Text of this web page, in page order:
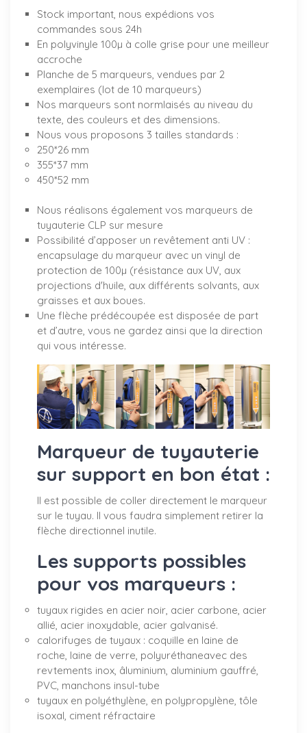
Stock important, nous expédions vos
commandes sous 24h
En polyvinyle 100µ à colle grise pour une meilleur
accroche
Planche de 5 marqueurs, vendues par 2
exemplaires (lot de 10 marqueurs)
Nos marqueurs sont normlaisés au niveau du
texte, des couleurs et des dimensions.
Nous vous proposons 3 tailles standards :
250*26 mm
355*37 mm
450*52 mm
Nous réalisons également vos marqueurs de
tuyauterie CLP sur mesure
Possibilité d’apposer un revêtement anti UV :
encapsulage du marqueur avec un vinyl de
protection de 100µ (résistance aux UV, aux
projections d'huile, aux différents solvants, aux
graisses et aux boues.
Une flèche prédécoupée est disposée de part
et d’autre, vous ne gardez ainsi que la direction
qui vous intéresse.
Marqueur de tuyauterie
sur support en bon état :
Il est possible de coller directement le marqueur
sur le tuyau. Il vous faudra simplement retirer la
flèche directionnel inutile.
Les supports possibles
pour vos marqueurs :
tuyaux rigides en acier noir, acier carbone, acier
allié, acier inoxydable, acier galvanisé.
calorifuges de tuyaux : coquille en laine de
roche, laine de verre, polyuréthaneavec des
revtements inox, âluminium, aluminium gauffré,
PVC, manchons insul-tube
tuyaux en polyéthylène, en polypropylène, tôle
isoxal, ciment réfractaire